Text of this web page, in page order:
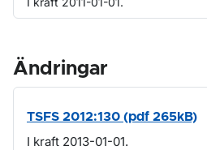
Ändringar
TSFS 2012:130 (pdf 265kB)
I kraft 2013-01-01.